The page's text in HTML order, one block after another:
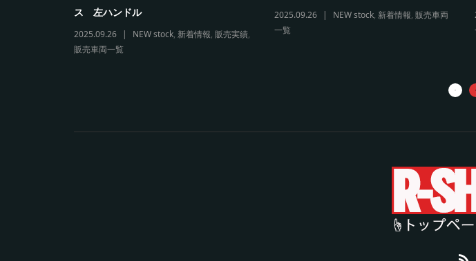
ス 左ハンドル
2025.09.26 NEW stock, 新着情報, 販売実績,
販売車両一覧
2025.09.26 NEW stock, 新着情報, 販売車両
一覧